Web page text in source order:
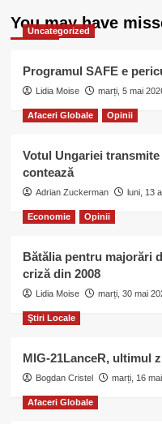
You may have
Uncategorized
Programul SAFE e
Lidia Moise marți, 5 mai
Afaceri Globale Opinii
Votul Ungariei
contează
Adrian Zuckerman luni, 13
Economie Opinii
Bătălia pentru majorări
criză din 2008
Lidia Moise marți, 30 mai
Ştiri Locale
MIG-21LanceR, ultimul
Bogdan Cristel marți, 16
Afaceri Globale